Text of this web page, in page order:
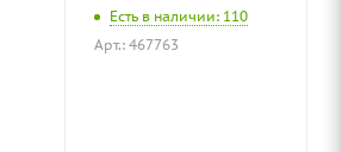
Есть в наличии: 110
Арт.: 467763